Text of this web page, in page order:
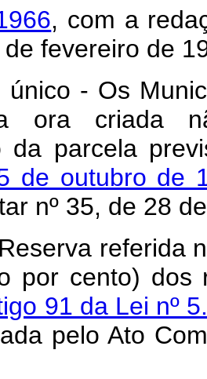
, com a
de fevereiro de
único - Os
ora criada
da parcela
de outubro de
nº 35, de 28
referida
por cento) dos
91 da Lei nº
pelo Ato